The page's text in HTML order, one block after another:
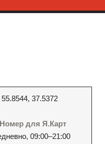
55.8544, 37.5372
Номер для Я.Карт
09:00–21:00